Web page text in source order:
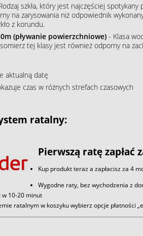
szkła, który jest najczęściej
na zarysowania niż odpowiednik
z korundu.
(pływanie powierzchniowe)- Klasa
tej klasy jest również odporny na
aktualną datę
czas w różnych strefach czasowych
ratalny:
Pierwszą ratę zapłać
Kup produkt teraz a zapłacisz za 4
Wygodne raty, bez wychodzenia z
w 10-20 minut
ratalnym w koszyku wybierz opcje płatności